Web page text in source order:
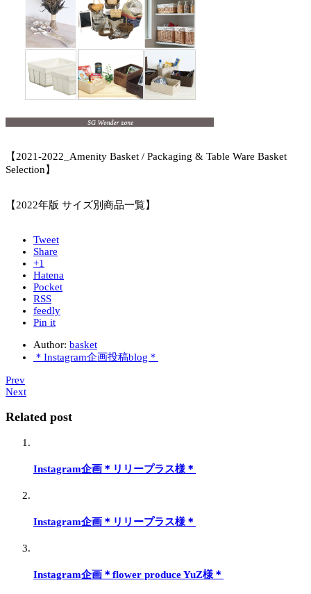
【2021-2022_Amenity Basket / Packaging & Table Ware Basket
Selection】
【2022年版 サイズ別商品一覧】
Tweet
Share
+1
Hatena
Pocket
RSS
feedly
Pin it
Author: basket
＊Instagram企画投稿blog＊
Prev
Next
Related post
Instagram企画＊リリープラス様＊
Instagram企画＊リリープラス様＊
Instagram企画＊flower produce YuZ様＊